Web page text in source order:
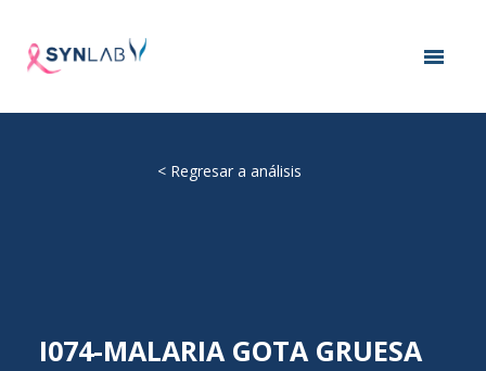
< Regresar a análisis
I074-MALARIA GOTA GRUESA